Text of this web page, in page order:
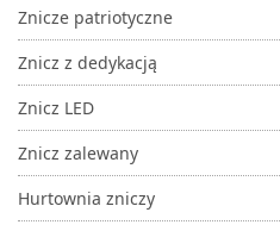
Znicze patriotyczne
Znicz z dedykacją
Znicz LED
Znicz zalewany
Hurtownia zniczy